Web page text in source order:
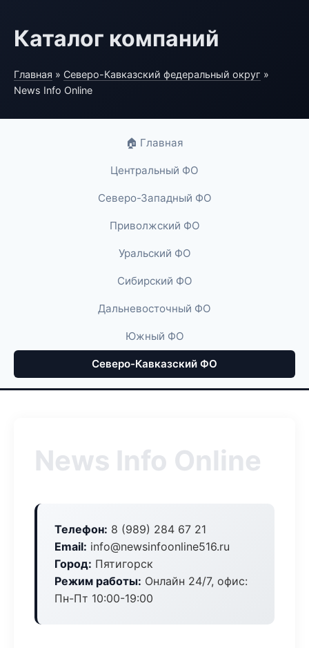
Каталог компаний
Главная » Северо-Кавказский федеральный округ »
News Info Online
🏠 Главная
Центральный ФО
Северо-Западный ФО
Приволжский ФО
Уральский ФО
Сибирский ФО
Дальневосточный ФО
Южный ФО
Северо-Кавказский ФО
News Info Online
Телефон: 8 (989) 284 67 21
Email: info@newsinfoonline516.ru
Город: Пятигорск
Режим работы: Онлайн 24/7, офис:
Пн-Пт 10:00-19:00